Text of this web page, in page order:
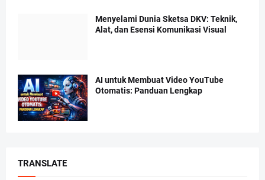
Menyelami Dunia Sketsa DKV: Teknik,
Alat, dan Esensi Komunikasi Visual
AI untuk Membuat Video YouTube
Otomatis: Panduan Lengkap
TRANSLATE